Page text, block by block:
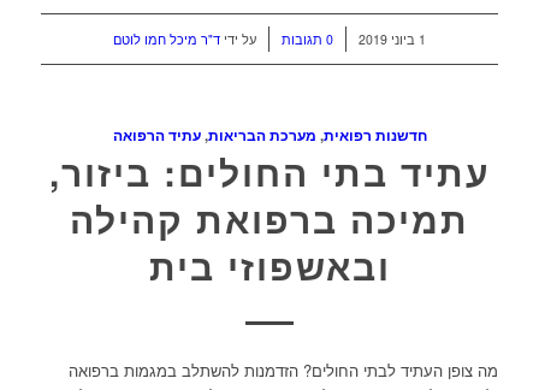
1 ביוני 2019/ 0 תגובות על ידי ד"ר מיכל חמו לוטם
חדשנות רפואית, מערכת הבריאות,עתיד הרפואה
עתיד בתי החולים: ביזור,
תמיכה ברפואת קהילה
ובאשפוזי בית
מה צופן העתיד לבתי החולים? הזדמנות להשתלב במגמות ברפואה